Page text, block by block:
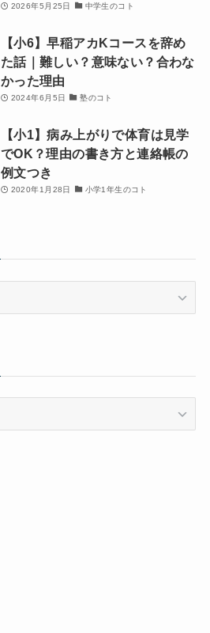
2026年5月25日 中学生のコト
【小6】早稲アカKコースを辞め
た話｜難しい？意味ない？合わな
かった理由
2024年6月5日 塾のコト
【小1】病み上がりで体育は見学
でOK？理由の書き方と連絡帳の
例文つき
2020年1月28日 小学1年生のコト